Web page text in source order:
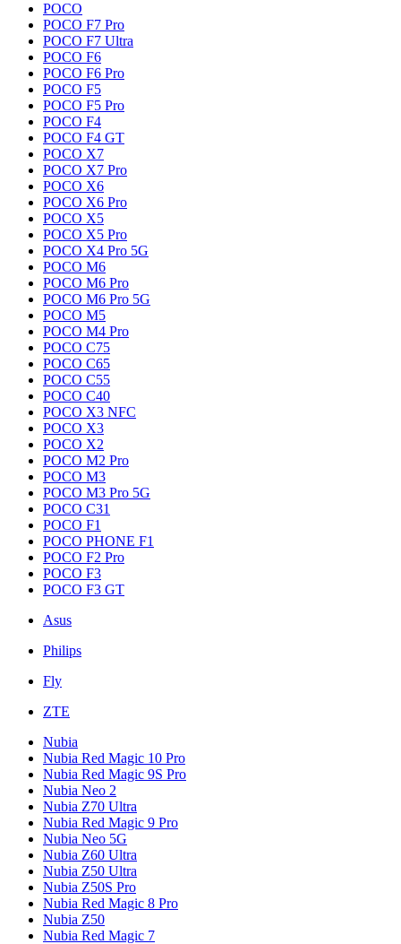
POCO
POCO F7 Pro
POCO F7 Ultra
POCO F6
POCO F6 Pro
POCO F5
POCO F5 Pro
POCO F4
POCO F4 GT
POCO X7
POCO X7 Pro
POCO X6
POCO X6 Pro
POCO X5
POCO X5 Pro
POCO X4 Pro 5G
POCO M6
POCO M6 Pro
POCO M6 Pro 5G
POCO M5
POCO M4 Pro
POCO C75
POCO C65
POCO C55
POCO C40
POCO X3 NFC
POCO X3
POCO X2
POCO M2 Pro
POCO M3
POCO M3 Pro 5G
POCO C31
POCO F1
POCO PHONE F1
POCO F2 Pro
POCO F3
POCO F3 GT
Asus
Philips
Fly
ZTE
Nubia
Nubia Red Magic 10 Pro
Nubia Red Magic 9S Pro
Nubia Neo 2
Nubia Z70 Ultra
Nubia Red Magic 9 Pro
Nubia Neo 5G
Nubia Z60 Ultra
Nubia Z50 Ultra
Nubia Z50S Pro
Nubia Red Magic 8 Pro
Nubia Z50
Nubia Red Magic 7